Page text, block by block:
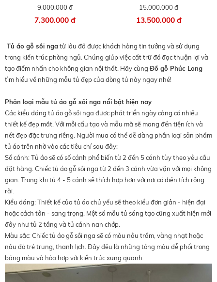
9.000.000 đ
7.300.000 đ
Tầng
15.000.000 đ
13.500.000 đ
Tủ áo gỗ sồi ngatừ lâu đã được khách hàng tin tưởng và sử dụng
trong kiến trúc phòng ngủ. Chúng giúp việc cất trữ đồ đạc thuận lợi và
tạo điểm nhấn cho không gian nội thất. Hãy cùng Đồ gỗ Phúc Long
tìm hiểu về những mẫu tủ đẹp của dòng tủ này ngay nhé!
Phân loại mẫu tủ áo gỗ sồi nga nổi bật hiện nay
Các kiểu dáng tủ áo gỗ sồi nga được phát triển ngày càng có nhiều
thiết kế đẹp mắt. Với mỗi cấu tạo và mẫu mã sẽ mang đến tiện ích và
nét đẹp đặc trưng riêng. Người mua có thể dễ dàng phân loại sản phẩm
tủ áo trên nhờ vào các tiêu chí sau đây:
Số cánh: Tủ áo sẽ có số cánh phổ biến từ 2 đến 5 cánh tùy theo yêu cầu
đặt hàng. Chiếc tủ áo gỗ sồi nga từ 2 đến 3 cánh vừa vặn với mọi không
gian. Trong khi tủ 4 - 5 cánh sẽ thích hợp hơn với nơi có diện tích rộng
rãi.
Kiểu dáng: Thiết kế của tủ áo chủ yếu sẽ theo kiểu đơn giản - hiện đại
hoặc cách tân - sang trọng. Một số mẫu tủ sáng tạo cũng xuất hiện mới
đây như tủ 2 tầng và tủ cánh nan chớp.
Màu sắc: Chiếc tủ áo gỗ sồi nga sẽ có màu nâu trầm, vàng nhạt hoặc
nâu đỏ trẻ trung, thanh lịch. Đây đều là những tông màu dễ phối trong
bảng màu và hòa hợp với kiến trúc xung quanh.